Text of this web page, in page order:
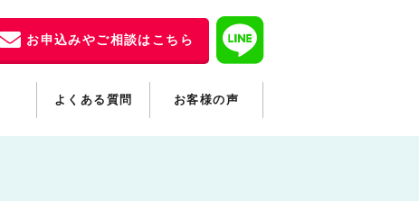
お申込みやご相談はこちら
よくある質問 お客様の声